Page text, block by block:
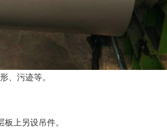
、污迹等。
上另设吊件。